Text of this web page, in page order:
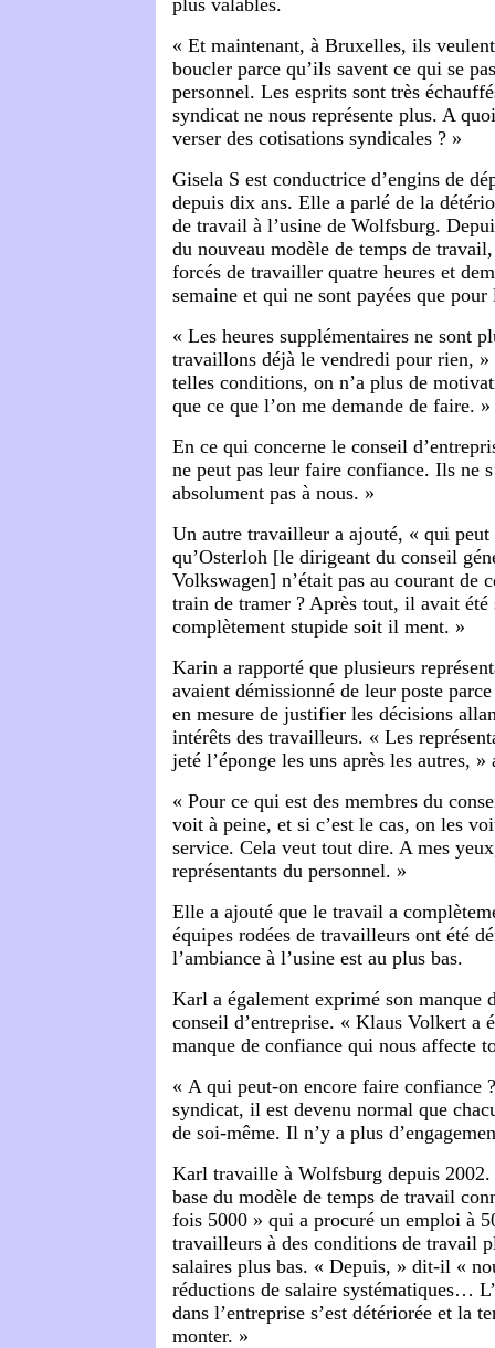
« Et maintenant, à Bruxelles, ils
boucler parce qu’ils savent ce qui se
personnel. Les esprits sont très
syndicat ne nous représente plus. A
verser des cotisations syndicales ? »
Gisela S est conductrice d’engins de
depuis dix ans. Elle a parlé de la
de travail à l’usine de Wolfsburg.
du nouveau modèle de temps de
forcés de travailler quatre heures et
semaine et qui ne sont payées que
« Les heures supplémentaires ne sont
travaillons déjà le vendredi pour rien,
telles conditions, on n’a plus de
que ce que l’on me demande de faire. »
En ce qui concerne le conseil
ne peut pas leur faire confiance. Ils ne
absolument pas à nous. »
Un autre travailleur a ajouté, « qui peut
qu’Osterloh [le dirigeant du conseil
Volkswagen] n’était pas au courant de
train de tramer ? Après tout, il avait
complètement stupide soit il ment. »
Karin a rapporté que plusieurs
avaient démissionné de leur poste
en mesure de justifier les décisions
intérêts des travailleurs. « Les
jeté l’éponge les uns après les autres,
« Pour ce qui est des membres du
voit à peine, et si c’est le cas, on les
service. Cela veut tout dire. A mes
représentants du personnel. »
Elle a ajouté que le travail a
équipes rodées de travailleurs ont été
l’ambiance à l’usine est au plus bas.
Karl a également exprimé son manque
conseil d’entreprise. « Klaus Volkert a
manque de confiance qui nous affecte
« A qui peut-on encore faire confiance
syndicat, il est devenu normal que
de soi-même. Il n’y a plus
Karl travaille à Wolfsburg depuis 2002.
base du modèle de temps de travail
fois 5000 » qui a procuré un emploi à
travailleurs à des conditions de travail
salaires plus bas. « Depuis, » dit-il «
réductions de salaire systématiques…
dans l’entreprise s’est détériorée et la
monter. »